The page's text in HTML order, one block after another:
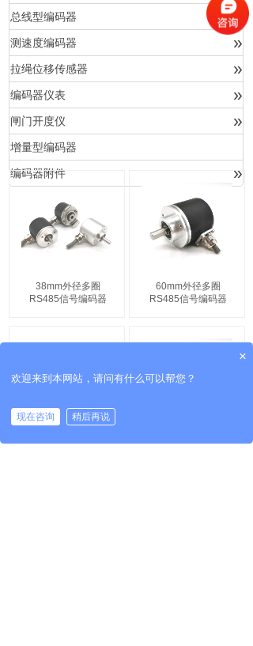
总线型编码器 »
测速度编码器 »
拉绳位移传感器 »
编码器仪表 »
闸门开度仪 »
增量型编码器
编码器附件 »
38mm外径多圈
RS485信号编码器
60mm外径多圈
RS485信号编码器
38mm外径多圈
60mm外径多圈
×
欢迎来到本网站，请问有什么可以帮您？
现在咨询 稍后再说